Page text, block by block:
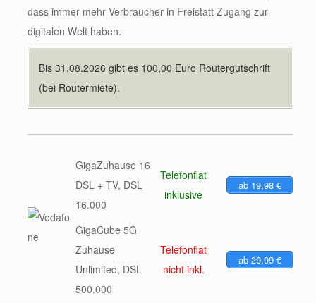
dass immer mehr Verbraucher in Freistatt Zugang zur
digitalen Welt haben.
Bis 31.08.2026 gibt es 100,00 Euro Routergutschrift
(bei Routermiete).
GigaZuhause 16
DSL + TV, DSL
16.000
Telefonflat
inklusive
ab 19,98 €
GigaCube 5G
Zuhause
Unlimited, DSL
500.000
Telefonflat
nicht inkl.
ab 29,99 €